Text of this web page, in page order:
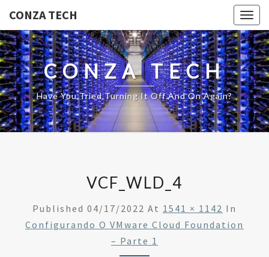
CONZA TECH
CONZA TECH
Have You Tried Turning It Off And On Again?
VCF_WLD_4
Published 04/17/2022 At 1541 × 1142 In
Configurando O VMware Cloud Foundation
– Parte 1